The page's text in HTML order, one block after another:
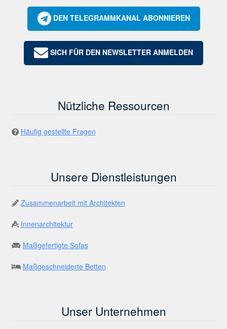
DEN TELEGRAMMKANAL ABONNIEREN
SICH FÜR DEN NEWSLETTER ANMELDEN
Nützliche Ressourcen
Häufig gestellte Fragen
Unsere Dienstleistungen
Zusammenarbeit mit Architekten
Innenarchitektur
Maßgefertigte Sofas
Maßgeschneiderte Betten
Unser Unternehmen